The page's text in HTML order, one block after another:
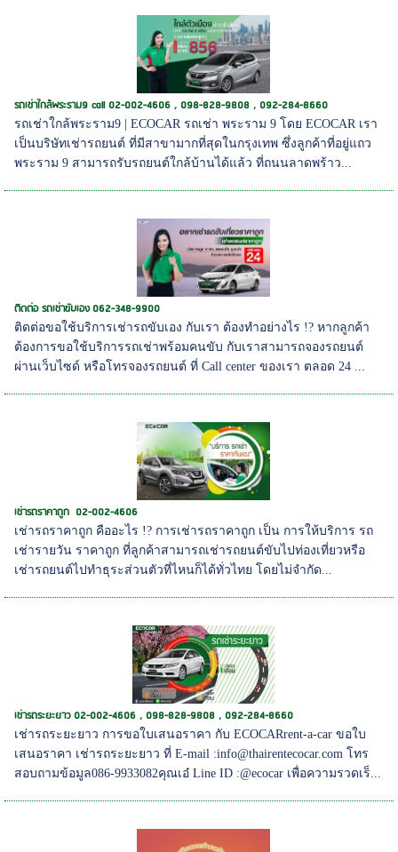
รถเช่าใกล้พระราม9 call 02-002-4606 , 098-828-9808 , 092-284-8660
รถเช่าใกล้พระราม9 | ECOCAR รถเช่า พระราม 9 โดย ECOCAR เรา
เป็นบริษัทเช่ารถยนต์ ที่มีสาขามากที่สุดในกรุงเทพ ซึ่งลูกค้าที่อยู่แถว
พระราม 9 สามารถรับรถยนต์ใกล้บ้านได้แล้ว ที่ถนนลาดพร้าว...
ติดต่อ รถเช่าขับเอง 062-348-9900
ติดต่อขอใช้บริการเช่ารถขับเอง กับเรา ต้องทำอย่างไร !? หากลูกค้า
ต้องการขอใช้บริการรถเช่าพร้อมคนขับ กับเราสามารถจองรถยนต์
ผ่านเว็บไซด์ หรือโทรจองรถยนต์ ที่ Call center ของเรา ตลอด 24 ...
เช่ารถราคาถูก 02-002-4606
เช่ารถราคาถูก คืออะไร !? การเช่ารถราคาถูก เป็น การให้บริการ รถ
เช่ารายวัน ราคาถูก ที่ลูกค้าสามารถเช่ารถยนต์ขับไปท่องเที่ยวหรือ
เช่ารถยนต์ไปทำธุระส่วนตัวที่ไหนก็ได้ทั่วไทย โดยไม่จำกัด...
เช่ารถระยะยาว 02-002-4606 , 098-828-9808 , 092-284-8660
เช่ารถระยะยาว การขอใบเสนอราคา กับ ECOCARrent-a-car ขอใบ
เสนอราคา เช่ารถระยะยาว ที่ E-mail :info@thairentecocar.com โทร
สอบถามข้อมูล086-9933082คุณเอ๋ Line ID :@ecocar เพื่อความรวดเร็...